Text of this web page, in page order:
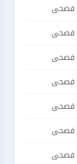
فصحى
فصحى
فصحى
فصحى
فصحى
فصحى
فصحى